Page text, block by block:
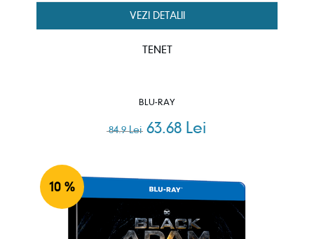
VEZI DETALII
TENET
BLU-RAY
84.9 Lei 63.68 Lei
10 %